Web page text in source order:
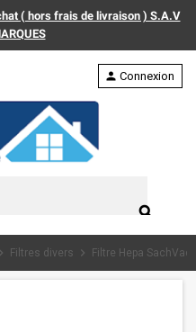
( hors frais de livraison ) S.A.V
search
person Connexion
chevron_right Filtres divers chevron_right Filtre Hepa SachVac